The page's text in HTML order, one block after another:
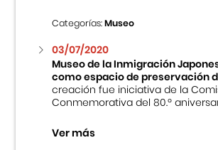
Categorías:Museo
03/07/2020
Museo de la Inmigración
como espacio de preservación
creación fue iniciativa de la
Conmemorativa del 80.º
Ver más